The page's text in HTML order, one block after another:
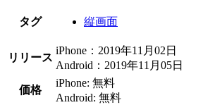
タグ 縦画面
リリース
iPhone：2019年11月02日
Android：2019年11月05日
価格
iPhone: 無料
Android: 無料